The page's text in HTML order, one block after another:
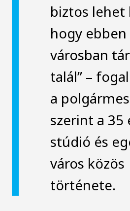
biztos lehet
hogy ebben
városban
talál” –
a
szerint a 35
stúdió és
város közös
története.